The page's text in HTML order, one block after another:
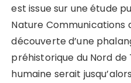
est issue sur une étude
Nature Communications
découverte d’une
préhistorique du Nord de
humaine serait